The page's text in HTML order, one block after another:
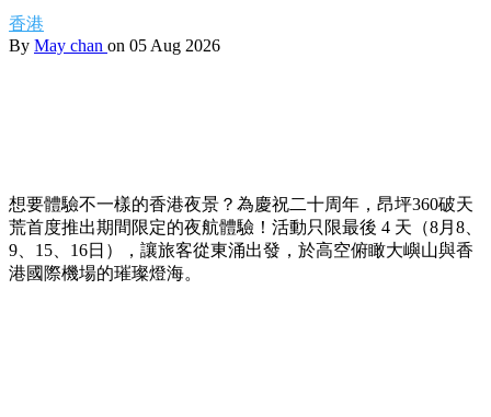
香港
By May chan on 05 Aug 2026
想要體驗不一樣的香港夜景？為慶祝二十周年，昂坪360破天
荒首度推出期間限定的夜航體驗！活動只限最後 4 天（8月8、
9、15、16日），讓旅客從東涌出發，於高空俯瞰大嶼山與香
港國際機場的璀璨燈海。